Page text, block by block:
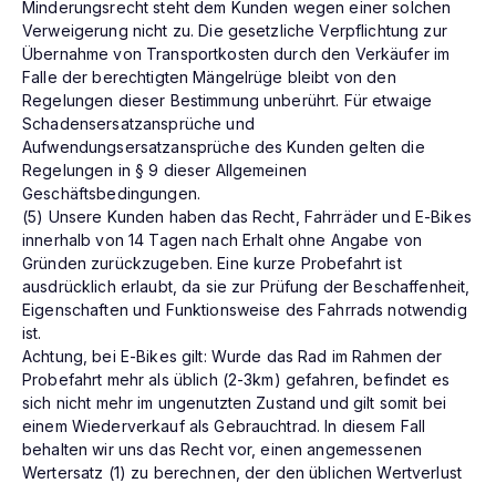
Minderungsrecht steht dem Kunden wegen einer solchen
Verweigerung nicht zu. Die gesetzliche Verpflichtung zur
Übernahme von Transportkosten durch den Verkäufer im
Falle der berechtigten Mängelrüge bleibt von den
Regelungen dieser Bestimmung unberührt. Für etwaige
Schadensersatzansprüche und
Aufwendungsersatzansprüche des Kunden gelten die
Regelungen in § 9 dieser Allgemeinen
Geschäftsbedingungen.
(5) Unsere Kunden haben das Recht, Fahrräder und E-Bikes
innerhalb von 14 Tagen nach Erhalt ohne Angabe von
Gründen zurückzugeben. Eine kurze Probefahrt ist
ausdrücklich erlaubt, da sie zur Prüfung der Beschaffenheit,
Eigenschaften und Funktionsweise des Fahrrads notwendig
ist.
Achtung, bei E-Bikes gilt: Wurde das Rad im Rahmen der
Probefahrt mehr als üblich (2-3km) gefahren, befindet es
sich nicht mehr im ungenutzten Zustand und gilt somit bei
einem Wiederverkauf als Gebrauchtrad. In diesem Fall
behalten wir uns das Recht vor, einen angemessenen
Wertersatz (1) zu berechnen, der den üblichen Wertverlust